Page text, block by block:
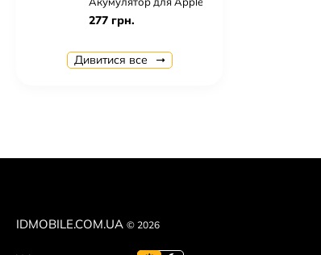
277 грн.
Блютуз Стерео Гарнітура Realme Air Buds TWS
428 грн.
Дивитися все
IDMOBILE.COM.UA © 2026